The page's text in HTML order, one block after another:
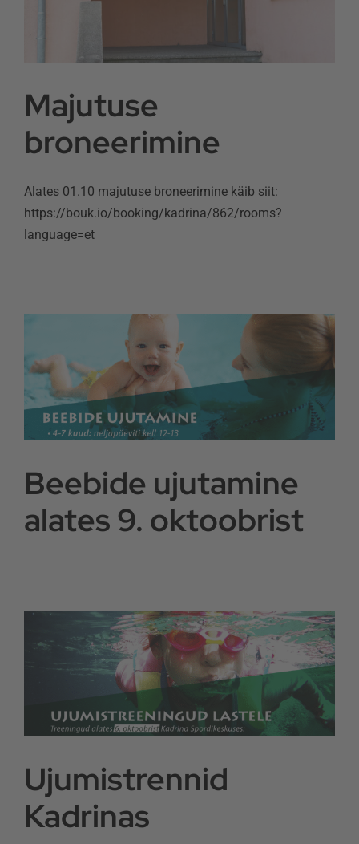
Majutuse
broneerimine
Alates 01.10 majutuse broneerimine käib siit:
https://bouk.io/booking/kadrina/862/rooms?
language=et
Beebide ujutamine
alates 9. oktoobrist
Ujumistrennid
Kadrinas